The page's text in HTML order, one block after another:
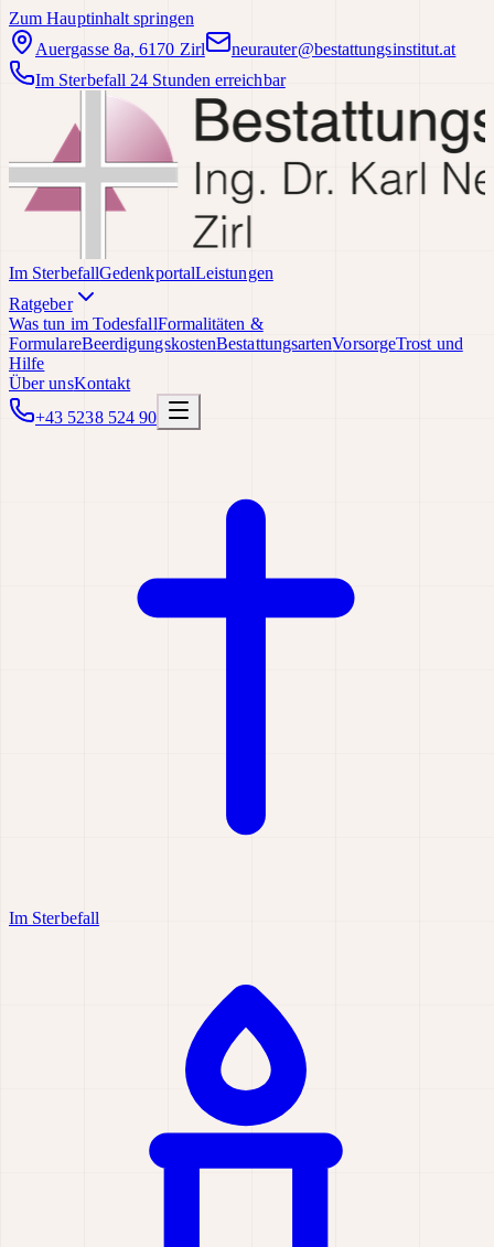
Zum Hauptinhalt springen
Auergasse 8a, 6170 Zirl
neurauter@bestattungsinstitut.at
Im Sterbefall 24 Stunden erreichbar
Im SterbefallGedenkportalLeistungen
Ratgeber
Was tun im TodesfallFormalitäten &
FormulareBeerdigungskostenBestattungsartenVorsorgeTrost und
Hilfe
Über unsKontakt
+43 5238 524 90
Im Sterbefall